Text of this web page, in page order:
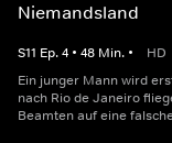
Niemandsland
S11 Ep.4 • 48 Min. • HD
Ein junger Mann wird
nach Rio de Janeiro
Beamten auf eine